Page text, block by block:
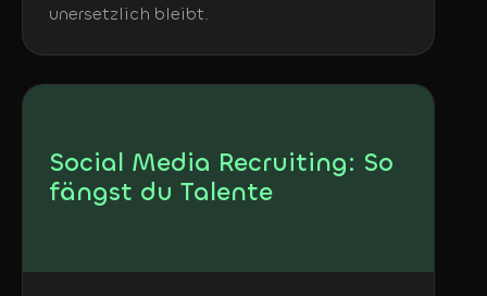
unersetzlich bleibt.
Social Media Recruiting: So
fängst du Talente